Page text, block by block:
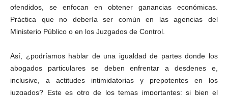
Bluesky
ofendidos, se enfocan en obtener ganancias económicas.
Práctica que no debería ser común en las agencias del
Ministerio Público o en los Juzgados de Control.
Así, ¿podríamos hablar de una igualdad de partes donde los
abogados particulares se deben enfrentar a desdenes e,
inclusive, a actitudes intimidatorias y prepotentes en los
juzgados? Este es otro de los temas importantes: si bien el